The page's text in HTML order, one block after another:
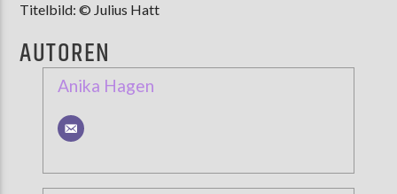
Titelbild: © Julius Hatt
AUTOREN
Anika Hagen